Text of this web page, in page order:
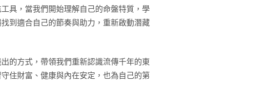
具，當我們開始理解自己的命盤特質，學
到適合自己的節奏與助力，重新啟動潛藏
的方式，帶領我們重新認識流傳千年的東
住財富、健康與內在安定，也為自己的第